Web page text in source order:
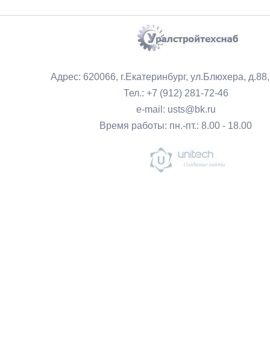
Адрес: 620066, г.Екатеринбург, ул.Блюхера,
Тел.: +7 (912) 281-72-46
e-mail: usts@bk.ru
Время работы: пн.-пт.: 8.00 - 18.00